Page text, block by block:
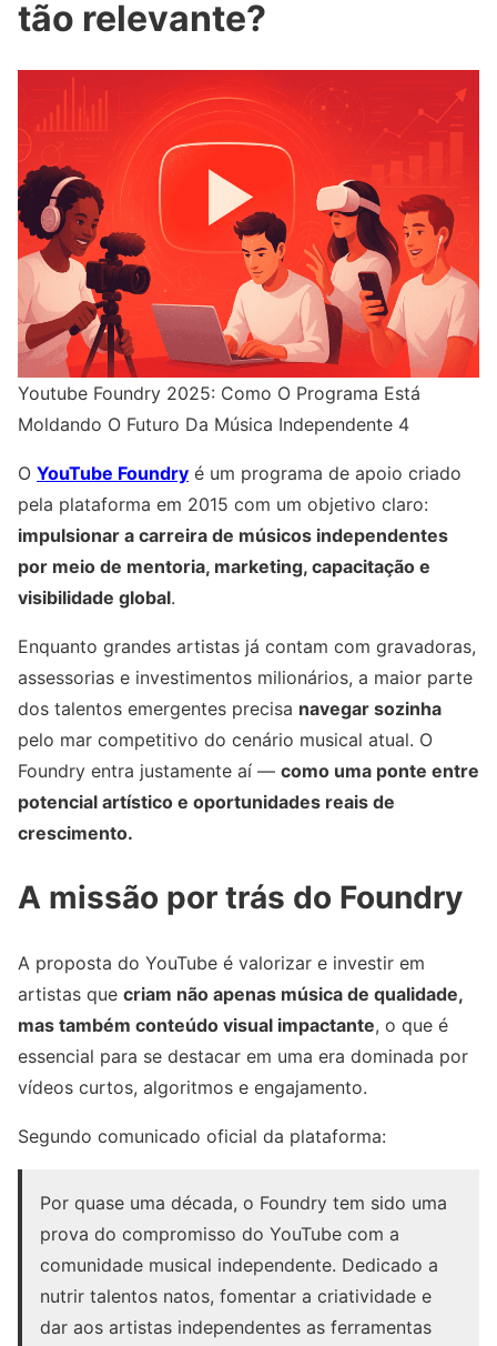
tão relevante?
Youtube Foundry 2025: Como O Programa Está
Moldando O Futuro Da Música Independente 4
O YouTube Foundry é um programa de apoio criado
pela plataforma em 2015 com um objetivo claro:
impulsionar a carreira de músicos independentes
por meio de mentoria, marketing, capacitação e
visibilidade global.
Enquanto grandes artistas já contam com gravadoras,
assessorias e investimentos milionários, a maior parte
dos talentos emergentes precisa navegar sozinha
pelo mar competitivo do cenário musical atual. O
Foundry entra justamente aí — como uma ponte entre
potencial artístico e oportunidades reais de
crescimento.
A missão por trás do Foundry
A proposta do YouTube é valorizar e investir em
artistas que criam não apenas música de qualidade,
mas também conteúdo visual impactante, o que é
essencial para se destacar em uma era dominada por
vídeos curtos, algoritmos e engajamento.
Segundo comunicado oficial da plataforma:
Por quase uma década, o Foundry tem sido uma
prova do compromisso do YouTube com a
comunidade musical independente. Dedicado a
nutrir talentos natos, fomentar a criatividade e
dar aos artistas independentes as ferramentas